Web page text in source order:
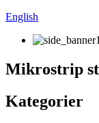
English
Mikrostrip
Kategorier